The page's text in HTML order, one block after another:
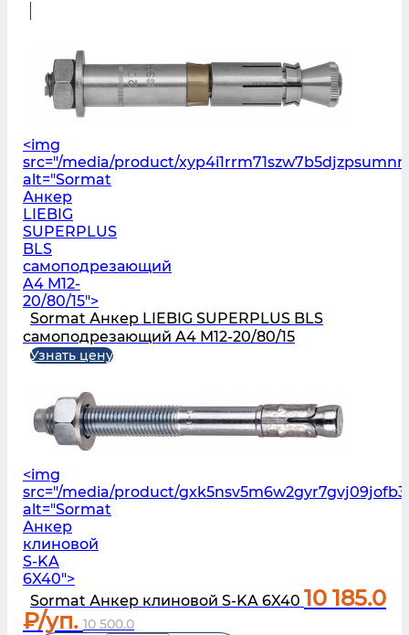
<img
src="/media/product/
alt="Sormat
Анкер
LIEBIG
SUPERPLUS
BLS
самоподрезающий
A4 M12-
20/80/15">
Sormat Анкер LIEBIG SUPERPLUS BLS
самоподрезающий A4 M12-20/80/15
Узнать цену
<img
src="/media/product/
alt="Sormat
Анкер
клиновой
S-KA
6X40">
Sormat Анкер клиновой S-KA 6X40 10 185.0
₽/уп. 10 500.0